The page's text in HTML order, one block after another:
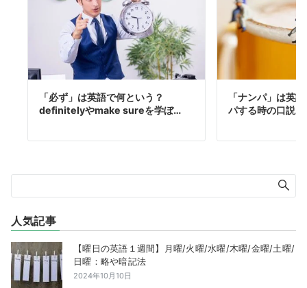
「必ず」は英語で何という？
definitelyやmake sureを学ぼ…
「ナンパ」は英
パする時の口説
人気記事
【曜日の英語１週間】月曜/火曜/水曜/木曜/金曜/土曜/
日曜：略や暗記法
2024年10月10日